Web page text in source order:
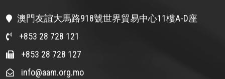
澳門友誼大馬路918號世界貿易中心11樓A-D座
+853 28 728 121
+853 28 728 127
info@aam.org.mo